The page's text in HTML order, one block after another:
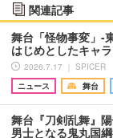
関連記事
舞台「怪物事変」-
はじめとしたキャ
2026.7.17 ｜ SPICER
ニュース
舞台
舞台『刀剣乱舞』
男士となる鬼丸国